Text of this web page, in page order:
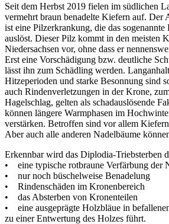
Seit dem Herbst 2019 fielen im südlichen
vermehrt braun benadelte Kiefern auf. Der
ist eine Pilzerkrankung, die das
auslöst. Dieser Pilz kommt in den meisten
Niedersachsen vor, ohne dass er
Erst eine Vorschädigung bzw. deutliche
lässt ihn zum Schädling werden.
Hitzeperioden und starke Besonnung sind
auch Rindenverletzungen in der Krone,
Hagelschlag, gelten als schadauslösende
können längere Warmphasen im
verstärken. Betroffen sind vor allem
Aber auch alle anderen Nadelbäume
Erkennbar wird das Diplodia-Triebsterben
• eine typische rotbraune Verfärbung der
• nur noch büschelweise Benadelung
• Rindenschäden im Kronenbereich
• das Absterben von Kronenteilen
• eine ausgeprägte Holzbläue in
zu einer Entwertung des Holzes führt.